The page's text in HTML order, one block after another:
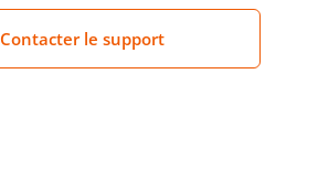
Contacter le support